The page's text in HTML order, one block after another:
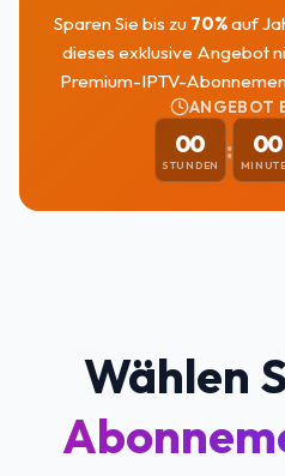
Sparen Sie bis zu 70%auf
dieses exklusive Angebot
Premium-IPTV-
ANGEBOT
00
STUNDEN
: 00
Wählen